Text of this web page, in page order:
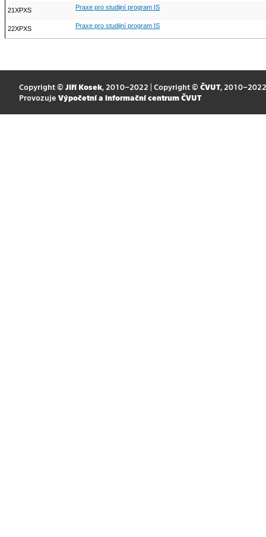
21XPXS Praxe pro studijní program IS
22XPXS Praxe pro studijní program IS
Copyright © Jiří Kosek, 2010–2022 | Copyright © ČVUT, 2010–2022
Provozuje Výpočetní a informační centrum ČVUT